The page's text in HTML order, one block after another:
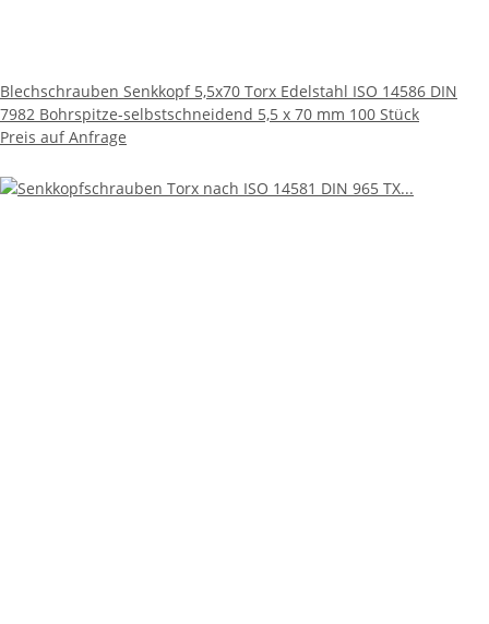
Blechschrauben Senkkopf 5,5x70 Torx Edelstahl ISO 14586 DIN
7982 Bohrspitze-selbstschneidend 5,5 x 70 mm 100 Stück
Preis auf Anfrage